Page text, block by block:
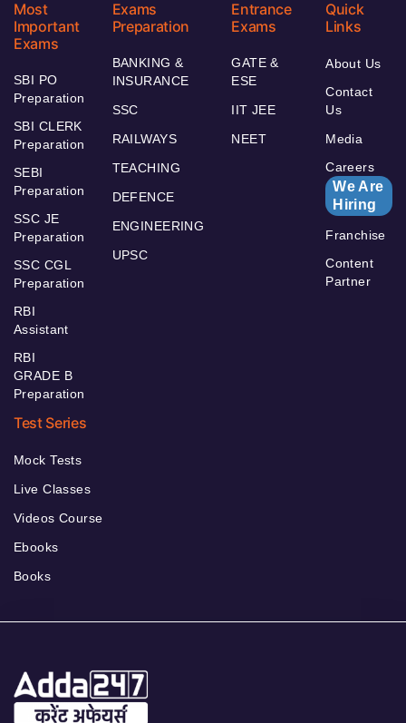
Most
Important
Exams
SBI PO
Preparation
SBI CLERK
Preparation
SEBI
Preparation
SSC JE
Preparation
SSC CGL
Preparation
RBI
Assistant
RBI
GRADE B
Preparation
Exams
Preparation
BANKING &
INSURANCE
SSC
RAILWAYS
TEACHING
DEFENCE
ENGINEERING
UPSC
Entrance
Exams
GATE &
ESE
IIT JEE
NEET
Quick
Links
About Us
Contact
Us
Media
Careers
We Are
Hiring
Franchise
Content
Partner
Test Series
Mock Tests
Live Classes
Videos Course
Ebooks
Books